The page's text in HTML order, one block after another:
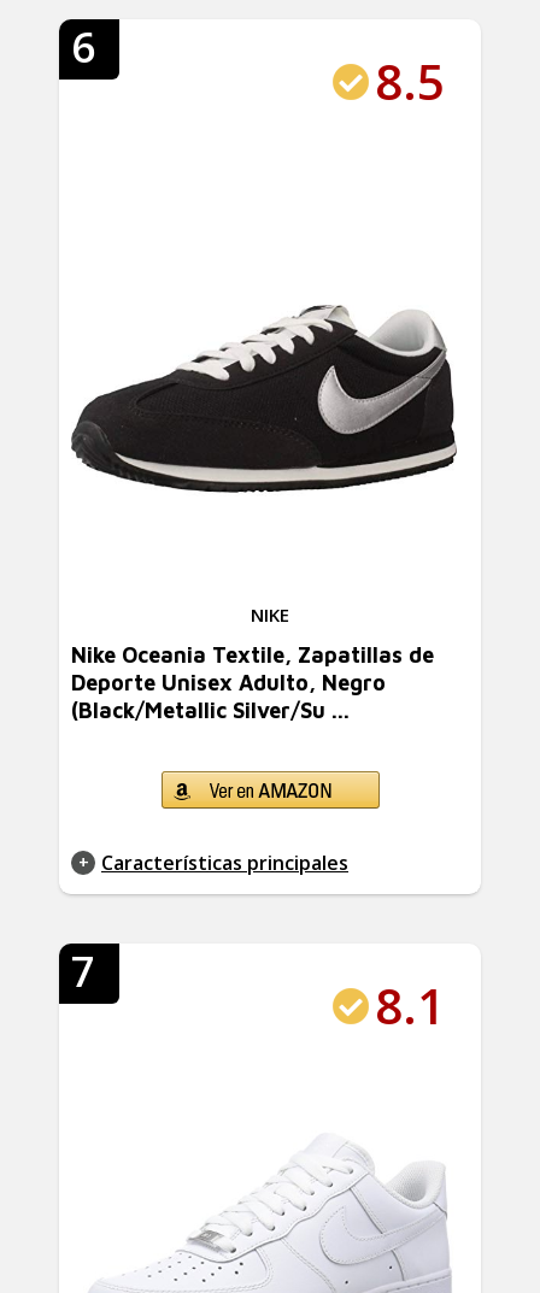
6
8.5
NIKE
Nike Oceania Textile, Zapatillas de
Deporte Unisex Adulto, Negro
(Black/Metallic Silver/Su ...
Características principales
7
8.1